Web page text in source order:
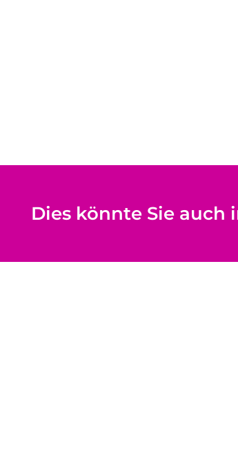
Dies könnte Sie auch